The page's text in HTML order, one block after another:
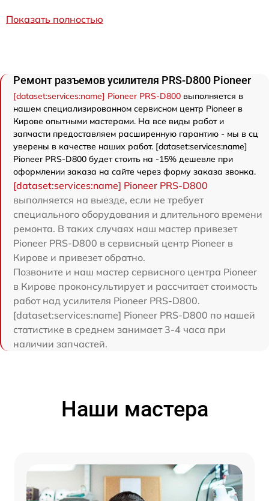
Показать полностью
Ремонт разъемов усилителя PRS-D800 Pioneer
[dataset:services:name] Pioneer PRS-D800 выполняется в
нашем специализированном сервисном центр Pioneer в
Кирове опытными мастерами. На все виды работ и
запчасти предоставляем расширенную гарантию - мы в сц
уверены в качестве наших работ. [dataset:services:name]
Pioneer PRS-D800 будет стоить на -15% дешевле при
оформлении заказа на сайте через форму заказа звонка.
[dataset:services:name] Pioneer PRS-D800
выполняется на выезде, если не требует
специального оборудования и длительного времени
ремонта. В таких случаях наш мастер привезет
Pioneer PRS-D800 в сервисный центр Pioneer в
Кирове и привезет обратно.
Позвоните и наш мастер сервисного центра Pioneer
в Кирове проконсультирует и рассчитает стоимость
работ над усилителя Pioneer PRS-D800.
[dataset:services:name] Pioneer PRS-D800 по нашей
статистике в среднем занимает 3-4 часа при
наличии запчастей.
Наши мастера